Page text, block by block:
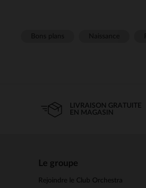
LIVRAISON GRATUITE
EN MAGASIN
Le groupe
Rejoindre le Club Orchestra